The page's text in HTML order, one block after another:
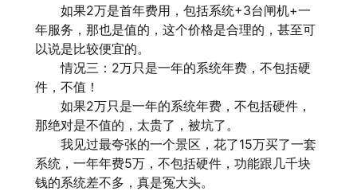
如果2万是首年费用，包括系统+3台闸机+一
年服务，那也是值的，这个价格是合理的，甚至可
以说是比较便宜的。
情况三：2万只是一年的系统年费，不包括硬
件，不值！
如果2万只是一年的系统年费，不包括硬件，
那绝对是不值的，太贵了，被坑了。
我见过最夸张的一个景区，花了15万买了一套
系统，一年年费5万，不包括硬件，功能跟几千块
钱的系统差不多，真是冤大头。